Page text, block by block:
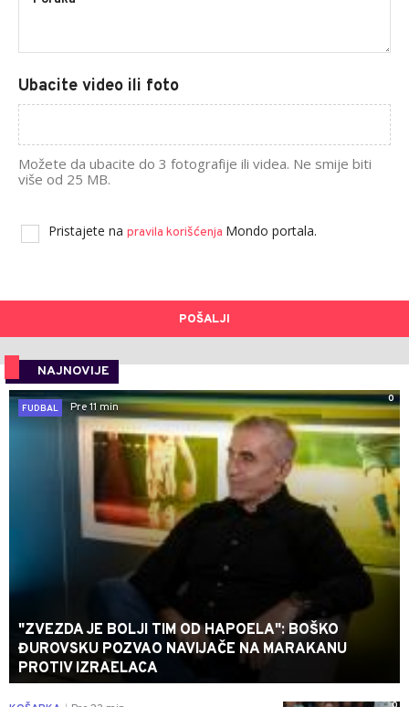
Ubacite video ili foto
Možete da ubacite do 3 fotografije ili videa. Ne smije biti
više od 25 MB.
Pristajete na pravila korišćenja Mondo portala.
POŠALJI
NAJNOVIJE
0
FUDBAL
Pre 11 min
"ZVEZDA JE BOLJI TIM OD HAPOELA": BOŠKO
ĐUROVSKU POZVAO NAVIJAČE NA MARAKANU
PROTIV IZRAELACA